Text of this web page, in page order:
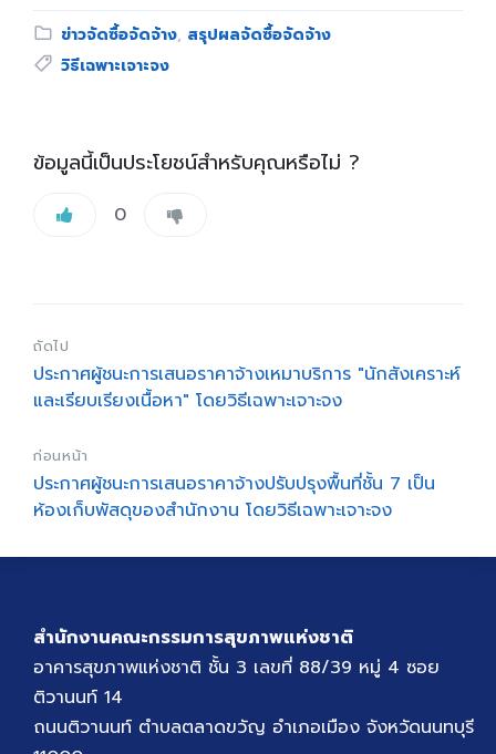
Category:
ข่าวจัดซื้อจัดจ้าง, สรุปผลจัดซื้อจัดจ้าง
Tags:
วิธีเฉพาะเจาะจง
ข้อมูลนี้เป็นประโยชน์สำหรับคุณหรือไม่ ?
0
ถัดไป
ประกาศผู้ชนะการเสนอราคาจ้างเหมาบริการ "นักสังเคราะห์
และเรียบเรียงเนื้อหา" โดยวิธีเฉพาะเจาะจง
ก่อนหน้า
ประกาศผู้ชนะการเสนอราคาจ้างปรับปรุงพื้นที่ชั้น 7 เป็น
ห้องเก็บพัสดุของสำนักงาน โดยวิธีเฉพาะเจาะจง
สำนักงานคณะกรรมการสุขภาพแห่งชาติ
อาคารสุขภาพแห่งชาติ ชั้น 3 เลขที่ 88/39 หมู่ 4 ซอย
ติวานนท์ 14
ถนนติวานนท์ ตำบลตลาดขวัญ อำเภอเมือง จังหวัดนนทบุรี